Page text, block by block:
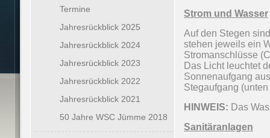
Termine
Jahresrückblick 2025
Jahresrückblick 2024
Jahresrückblick 2023
Jahresrückblick 2022
Jahresrückblick 2021
50 Jahre WSC Jümme 2018
Strom und Wasser
Auf den Stegen
stehen jeweils ein
Stromanschlüsse
Das Licht leuchtet
Sonnenaufgang
Stegaufgang
HINWEIS: Das
Sanitäranlagen